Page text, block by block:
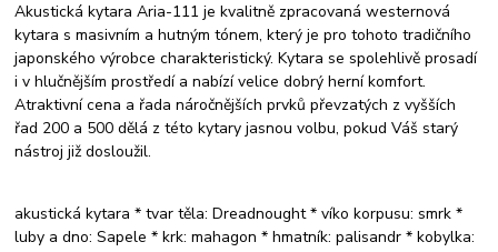
Akustická kytara Aria-111 je kvalitně zpracovaná westernová
kytara s masivním a hutným tónem, který je pro tohoto tradičního
japonského výrobce charakteristický. Kytara se spolehlivě prosadí
i v hlučnějším prostředí a nabízí velice dobrý herní komfort.
Atraktivní cena a řada náročnějších prvků převzatých z vyšších
řad 200 a 500 dělá z této kytary jasnou volbu, pokud Váš starý
nástroj již dosloužil.
akustická kytara * tvar těla: Dreadnought * víko korpusu: smrk *
luby a dno: Sapele * krk: mahagon * hmatník: palisandr * kobylka: